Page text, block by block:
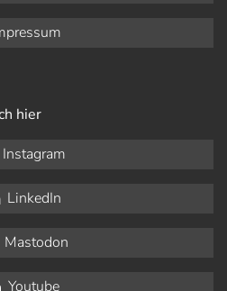
hier
Instagram
LinkedIn
Mastodon
Youtube